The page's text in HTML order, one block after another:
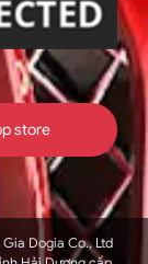
store
Dogia Co., Ltd